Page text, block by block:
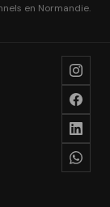
en Normandie.